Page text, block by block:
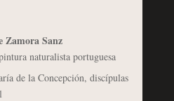
Zamora Sanz
naturalista portuguesa
de la Concepción, discípulas